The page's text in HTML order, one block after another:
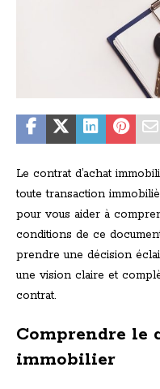
Le contrat d’achat
toute transaction
pour vous aider à
conditions de ce
prendre une décision
une vision claire et
contrat.
Comprendre le
immobilier